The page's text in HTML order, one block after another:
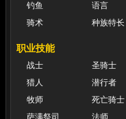
钓鱼
语言
骑术
种族特长
职业技能
战士
圣骑士
猎人
潜行者
牧师
死亡骑士
萨满祭司
法师